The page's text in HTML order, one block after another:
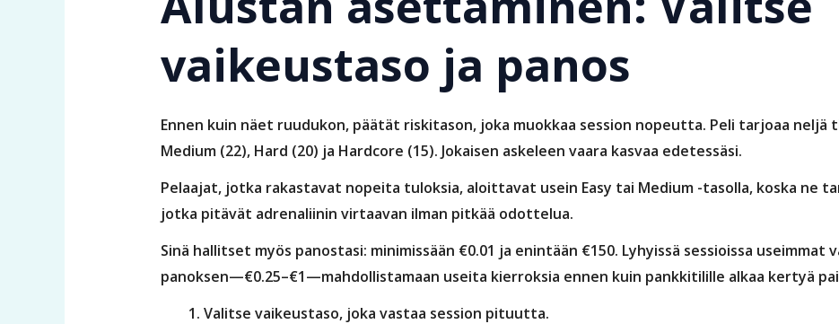
vaikeustaso ja panos
Ennen kuin näet ruudukon, päätät riskitason, joka muokkaa session nopeutta. Peli tarjoaa neljä
Medium (22), Hard (20) ja Hardcore (15). Jokaisen askeleen vaara kasvaa edetessäsi.
Pelaajat, jotka rakastavat nopeita tuloksia, aloittavat usein Easy tai Medium -tasolla, koska ne
jotka pitävät adrenaliinin virtaavan ilman pitkää odottelua.
Sinä hallitset myös panostasi: minimissään €0.01 ja enintään €150. Lyhyissä sessioissa useimmat
panoksen—€0.25–€1—mahdollistamaan useita kierroksia ennen kuin pankkitilille alkaa kertyä
Valitse vaikeustaso, joka vastaa session pituutta.